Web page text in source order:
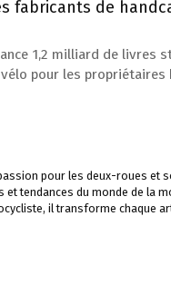
fabricants de
1,2 milliard de livres
vélo pour les propriétaires
pour les deux-roues et
et tendances du monde de la
il transforme chaque